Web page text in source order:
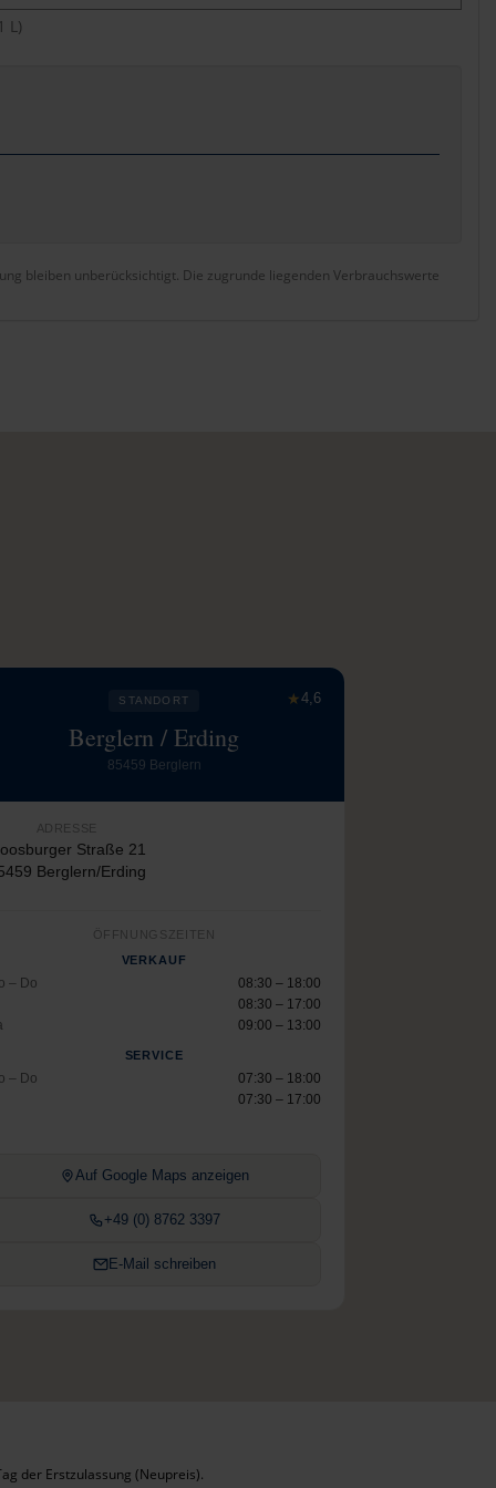
L)
bleiben unberücksichtigt. Die zugrunde liegenden Verbrauchswerte
★4,6
STANDORT
Berglern / Erding
85459 Berglern
ADRESSE
Straße 21
Berglern/Erding
ÖFFNUNGSZEITEN
VERKAUF
– Do
08:30 – 18:00
08:30 – 17:00
09:00 – 13:00
SERVICE
– Do
07:30 – 18:00
07:30 – 17:00
Auf Google Maps anzeigen
+49 (0) 8762 3397
E-Mail schreiben
der Erstzulassung (Neupreis).